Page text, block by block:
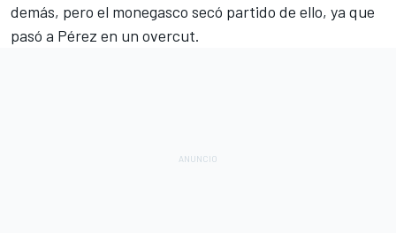
demás, pero el monegasco secó partido de ello, ya que
pasó a Pérez en un overcut.